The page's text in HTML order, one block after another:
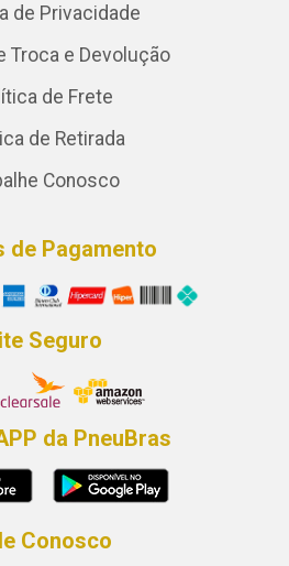
de Privacidade
Troca e Devolução
de Frete
de Retirada
Conosco
de Pagamento
Seguro
da PneuBras
Conosco